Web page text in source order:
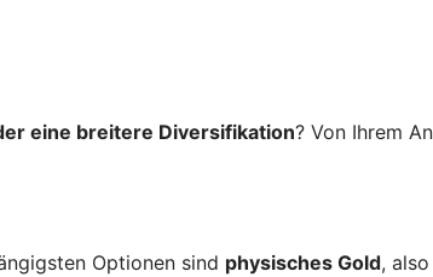
eine breitere Diversifikation? Von Ihrem
Optionen sind physisches Gold,